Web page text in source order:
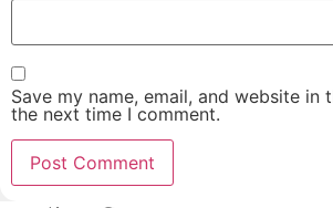
Save my name, email, and website in
the next time I comment.